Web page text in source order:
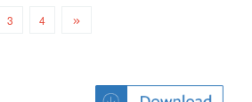
3 4